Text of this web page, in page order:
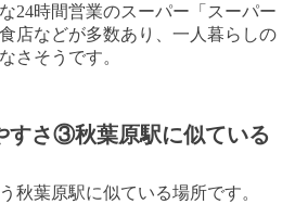
24時間営業のスーパー「スーパー
店などが多数あり、一人暮らしの
さそうです。
すさ③秋葉原駅に似ている
秋葉原駅に似ている場所です。